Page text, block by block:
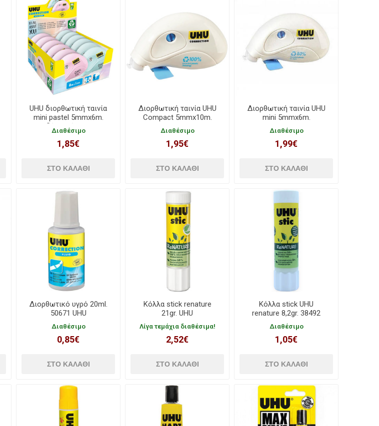
UHU διορθωτική ταινία
mini pastel 5mmx6m.
δύο χρώματα
Διαθέσιμο
1,85€
Διορθωτική ταινία UHU
Compact 5mmx10m.
Διαθέσιμο
1,95€
Διορθωτική ταινία UHU
mini 5mmx6m.
Διαθέσιμο
1,99€
Διορθωτικό υγρό 20ml.
50671 UHU
Διαθέσιμο
0,85€
Κόλλα stick renature
21gr. UHU
Λίγα τεμάχια διαθέσιμα!
2,52€
Κόλλα stick UHU
renature 8,2gr. 38492
Διαθέσιμο
1,05€